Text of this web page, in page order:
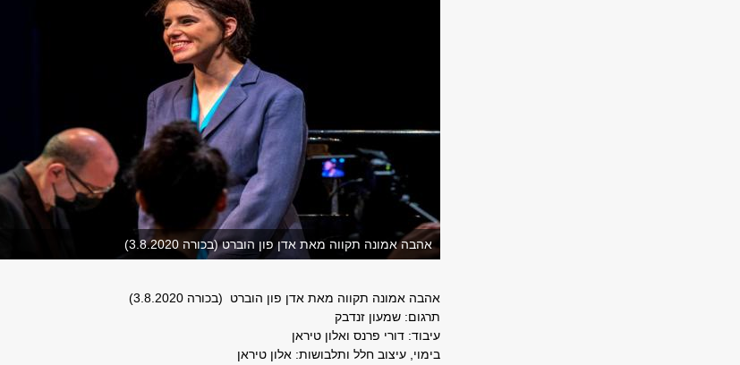
אהבה אמונה תקווה מאת אדן פון הוברט (בכורה 3.8.2020)
אהבה אמונה תקווה מאת אדן פון הוברט (בכורה 3.8.2020)
תרגום: שמעון זנדבק
עיבוד: דורי פרנס ואלון טיראן
בימוי, עיצוב חלל ותלבושות: אלון טיראן